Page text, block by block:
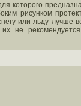
которого
рисунком
или льду лучше
не